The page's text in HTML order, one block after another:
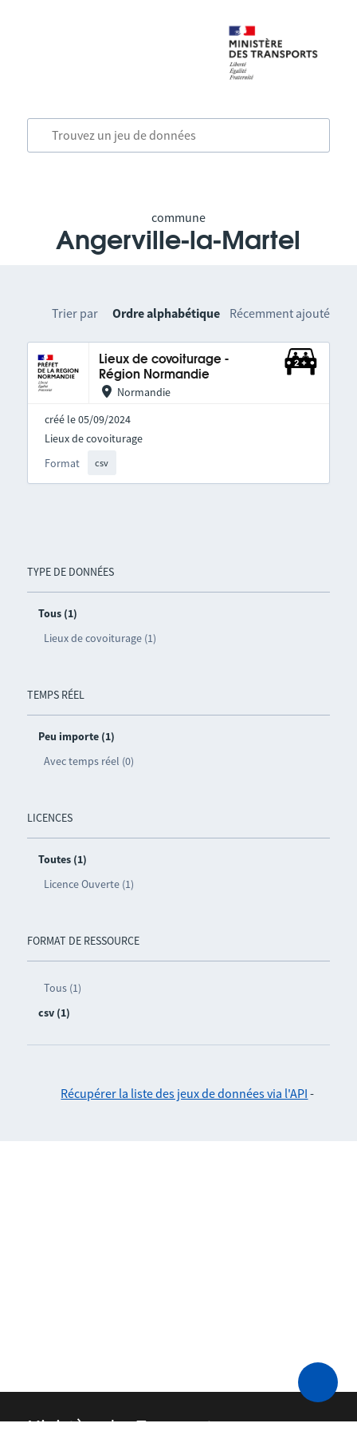
commune
Angerville-la-Martel
TYPE DE DONNÉES
Tous (1)
Lieux de covoiturage (1)
TEMPS RÉEL
Peu importe (1)
Avec temps réel (0)
LICENCES
Toutes (1)
Licence Ouverte (1)
FORMAT DE RESSOURCE
Tous (1)
csv (1)
Trier par Ordre alphabétique Récemment ajouté
Lieux de covoiturage -
Région Normandie
Normandie
créé le 05/09/2024
Format csv
Lieux de covoiturage
Récupérer la liste des jeux de données via l'API -